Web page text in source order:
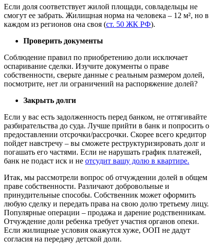
Если доля соответствует жилой площади, совладельцы не
смогут ее забрать. Жилищная норма на человека – 12 м², но в
каждом из регионов она своя (ст. 50 ЖК РФ).
Проверить документы
Соблюдение правил по приобретению доли исключает
оспаривание сделки. Изучите документы о праве
собственности, сверьте данные с реальным размером долей,
посмотрите, нет ли ограничений на распоряжение долей?
Закрыть долги
Если у вас есть задолженность перед банком, не оттягивайте
разбирательства до суда. Лучше прийти в банк и попросить о
предоставлении отсрочки/рассрочки. Скорее всего кредитор
пойдет навстречу – вы сможете реструктуризировать долг и
погашать его частями. Если не нарушать график платежей,
банк не подаст иск и не отсудит вашу долю в квартире.
Итак, мы рассмотрели вопрос об отчуждении долей в общем
праве собственности. Различают добровольные и
принудительные способы. Собственник может оформить
любую сделку и передать права на свою долю третьему лицу.
Популярные операции – продажа и дарение родственникам.
Отчуждение доли ребенка требует участия органов опеки.
Если жилищные условия окажутся хуже, ООП не дадут
согласия на передачу детской доли.